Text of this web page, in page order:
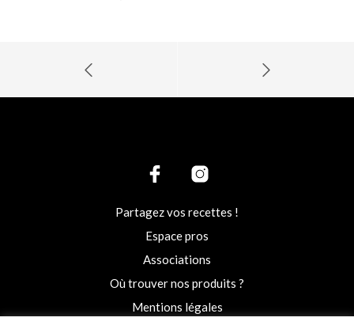
Partagez vos recettes !
Espace pros
Associations
Où trouver nos produits ?
Mentions légales